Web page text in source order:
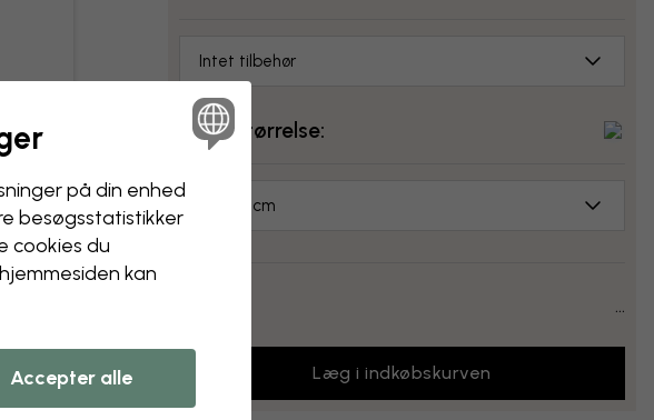
Intet tilbehør
Vælg størrelse:
70x50 cm
...
Læg i indkøbskurven
på din enhed
besøgs­statistikker
cookies du
kan
Accepter alle